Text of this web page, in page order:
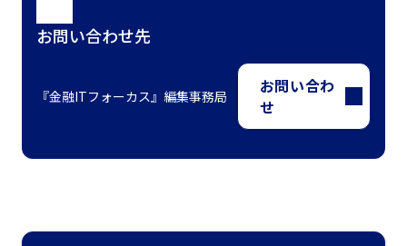
お問い合わせ先
『金融ITフォーカス』編集事務局
お問い合わ
せ